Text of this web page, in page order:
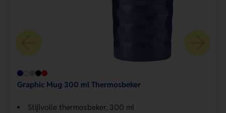
Graphic Mug 300 ml Thermosbeker
Stijlvolle thermosbeker, 300 ml